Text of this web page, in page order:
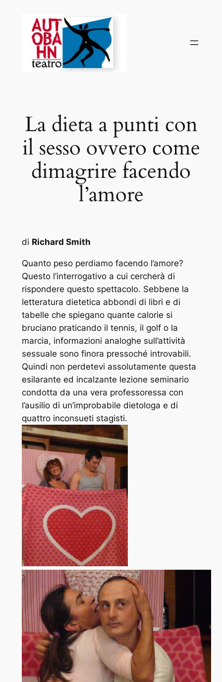
contenuto
La dieta a punti con
il sesso ovvero come
dimagrire facendo
l’amore
di Richard Smith
Quanto peso perdiamo facendo l’amore?
Questo l’interrogativo a cui cercherà di
rispondere questo spettacolo. Sebbene la
letteratura dietetica abbondi di libri e di
tabelle che spiegano quante calorie si
bruciano praticando il tennis, il golf o la
marcia, informazioni analoghe sull’attività
sessuale sono finora pressoché introvabili.
Quindi non perdetevi assolutamente questa
esilarante ed incalzante lezione seminario
condotta da una vera professoressa con
l’ausilio di un’improbabile dietologa e di
quattro inconsueti stagisti.